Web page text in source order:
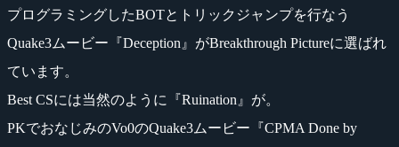
プログラミングしたBOTとトリックジャンプを行なう
Quake3ムービー『Deception』がBreakthrough Pictureに選ばれ
ています。
Best CSには当然のように『Ruination』が。
PKでおなじみのVo0のQuake3ムービー『CPMA Done by